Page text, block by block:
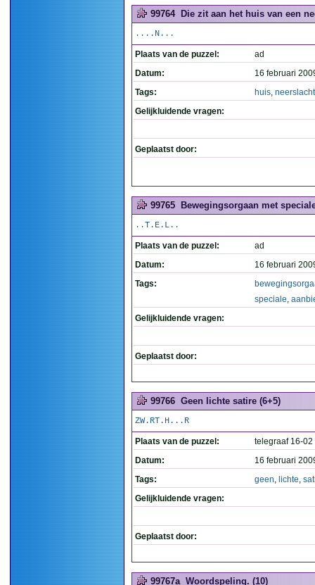
99764 Die zit aan het huis van een
....N...
Plaats van de puzzel:
ad
Datum:
16 februari
Tags:
huis,
Gelijkluidende vragen:
Geplaatst door:
99765 Bewegingsorgaan met
..T.E.L..
Plaats van de puzzel:
ad
Datum:
16 februari
Tags:
speciale,
Gelijkluidende vragen:
Geplaatst door:
99766 Geen lichte satire (6+5)
ZW.RT.H...R
Plaats van de puzzel:
telegraaf 16-02
Datum:
16 februari
Tags:
geen, lichte,
Gelijkluidende vragen:
Geplaatst door:
99767a Woordspeling. (10)